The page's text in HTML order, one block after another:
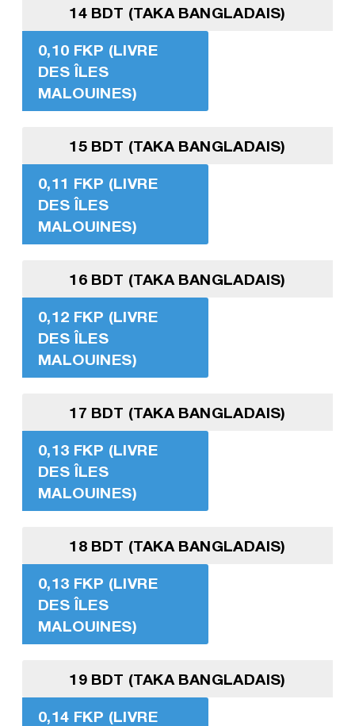
14 BDT (TAKA BANGLADAIS)
0,10 FKP (LIVRE
DES ÎLES
MALOUINES)
15 BDT (TAKA BANGLADAIS)
0,11 FKP (LIVRE
DES ÎLES
MALOUINES)
16 BDT (TAKA BANGLADAIS)
0,12 FKP (LIVRE
DES ÎLES
MALOUINES)
17 BDT (TAKA BANGLADAIS)
0,13 FKP (LIVRE
DES ÎLES
MALOUINES)
18 BDT (TAKA BANGLADAIS)
0,13 FKP (LIVRE
DES ÎLES
MALOUINES)
19 BDT (TAKA BANGLADAIS)
0,14 FKP (LIVRE